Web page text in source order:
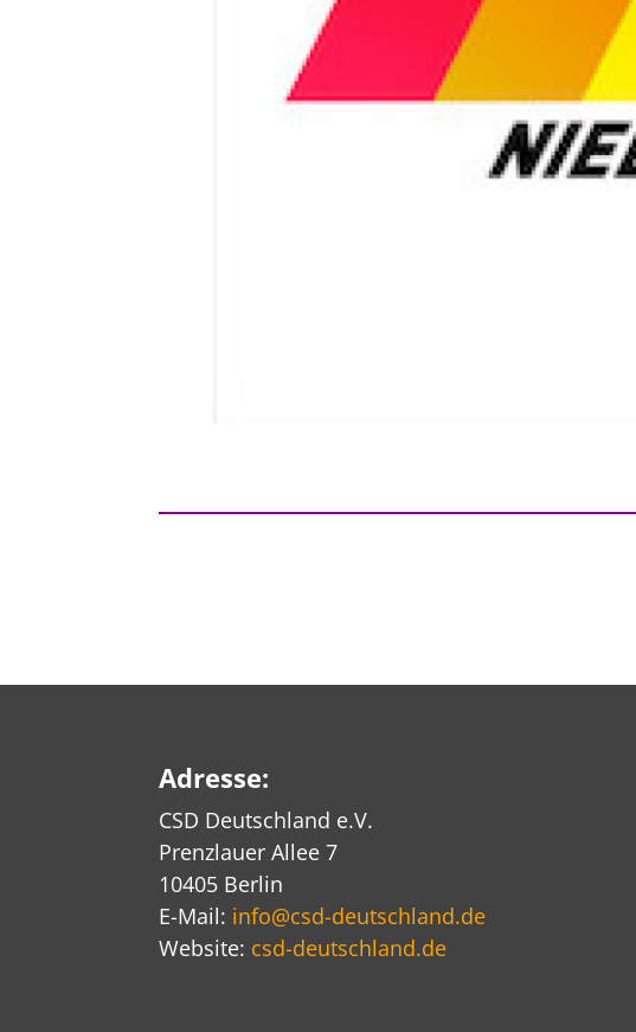
Adresse:
CSD Deutschland e.V.
Prenzlauer Allee 7
10405 Berlin
E-Mail: info@csd-deutschland.de
Website: csd-deutschland.de